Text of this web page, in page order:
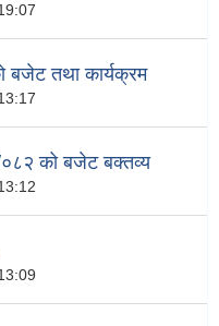
तथा कार्यक्रम
को बजेट बक्तव्य